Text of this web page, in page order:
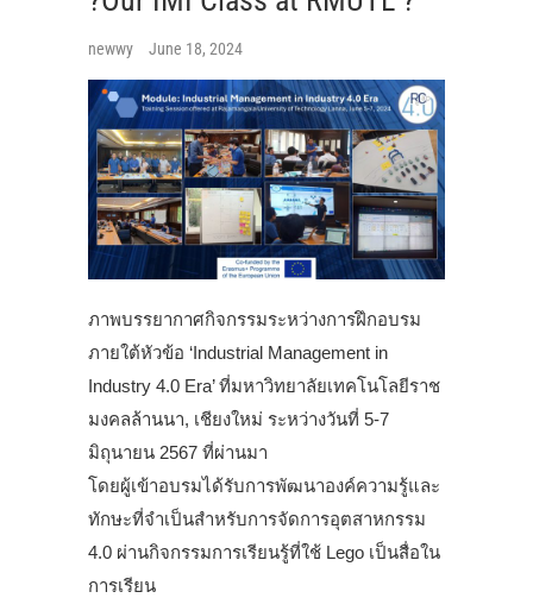
newwy June 18, 2024
ภาพบรรยากาศกิจกรรมระหว่างการฝึกอบรม
ภายใต้หัวข้อ ‘Industrial Management in
Industry 4.0 Era’ ที่มหาวิทยาลัยเทคโนโลยีราช
มงคลล้านนา, เชียงใหม่ ระหว่างวันที่ 5-7
มิถุนายน 2567 ที่ผ่านมา
โดยผู้เข้าอบรมได้รับการพัฒนาองค์ความรู้และ
ทักษะที่จำเป็นสำหรับการจัดการอุตสาหกรรม
4.0 ผ่านกิจกรรมการเรียนรู้ที่ใช้ Lego เป็นสื่อใน
การเรียน